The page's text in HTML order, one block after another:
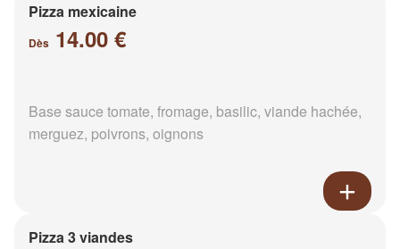
Pizza mexicaine
Dès 14.00 €
Base sauce tomate, fromage, basilic, viande hachée,
merguez, poivrons, oignons
Pizza 3 viandes